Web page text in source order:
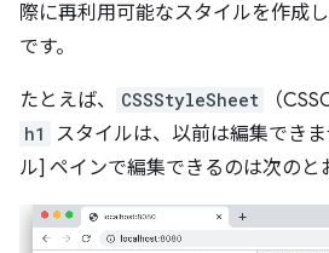
際に再利用可能なスタイルを作成
です。
たとえば、 CSSStyleSheet （
h1
スタイルは、以前は編集でき
ル] ペインで編集できるのは次のと